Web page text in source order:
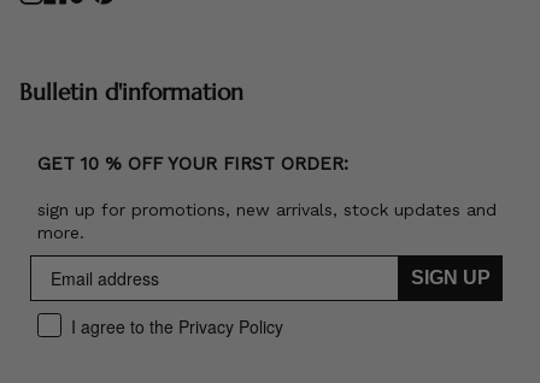
Bulletin d'information
GET 10 % OFF YOUR FIRST ORDER:
sign up for promotions, new arrivals, stock updates and
more.
SIGN UP
I agree to the Privacy Policy